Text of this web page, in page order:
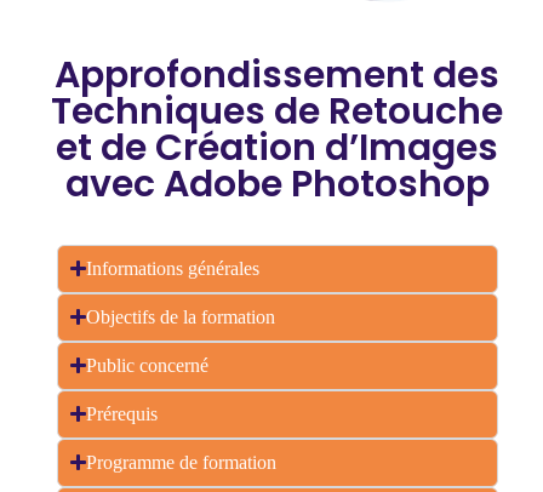
Approfondissement des
Techniques de Retouche
et de Création d’Images
avec Adobe Photoshop
Informations générales
Objectifs de la formation
Public concerné
Prérequis
Programme de formation